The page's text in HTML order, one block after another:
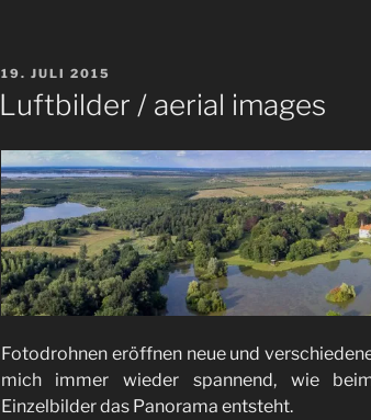
VERÖFFENTLICHT
AM
19. JULI 2015
Luftbilder / aerial images
Fotodrohnen eröffnen neue und
mich immer wieder spannend, wie
Einzelbilder das Panorama entsteht.